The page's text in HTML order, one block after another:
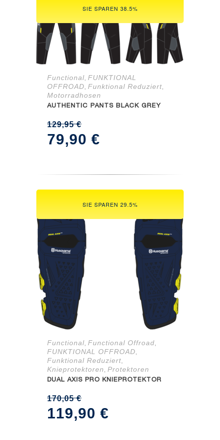
SIE SPAREN 38.5%
Functional, FUNKTIONAL
OFFROAD, Funktional Reduziert,
Motorradhosen
AUTHENTIC PANTS BLACK GREY
129,95€
Ursprünglicher
79,90 €
SIE SPAREN 29.5%
Functional, Functional Offroad,
FUNKTIONAL OFFROAD,
Funktional Reduziert,
Knieprotektoren , Protektoren
DUAL AXIS PRO KNIEPROTEKTOR
170,05€
Ursprünglicher
119,90 €